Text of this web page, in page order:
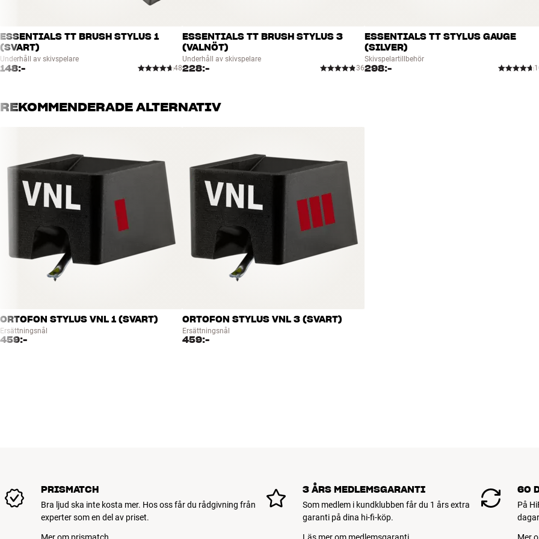
ESSENTIALS TT BRUSH STYLUS 1
(SVART)
Underhåll av skivspelare
148:- 48
ESSENTIALS TT BRUSH STYLUS 3
(VALNÖT)
Underhåll av skivspelare
228:- 36
ESSENTIALS TT STYLUS GAUGE
(SILVER)
Skivspelartillbehör
298:-
REKOMMENDERADE ALTERNATIV
ORTOFON STYLUS VNL 1 (SVART)
Ersättningsnål
459:-
ORTOFON STYLUS VNL 3 (SVART)
Ersättningsnål
459:-
PRISMATCH
Bra ljud ska inte kosta mer. Hos oss får du rådgivning från
experter som en del av priset.
Mer om prismatch
3 ÅRS MEDLEMSGARANTI
Som medlem i kundklubben får du 1 års extra
garanti på dina hi-fi-köp.
Läs mer om medlemsgaranti
60
På
Mer